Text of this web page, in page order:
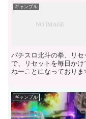
ギャンブル
パチスロ北斗の拳、リ
で、リセットを毎日か
ねーことになっておりま
ギャンブル